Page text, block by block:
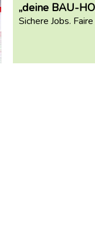
„deine BAU-
Sichere Jobs.